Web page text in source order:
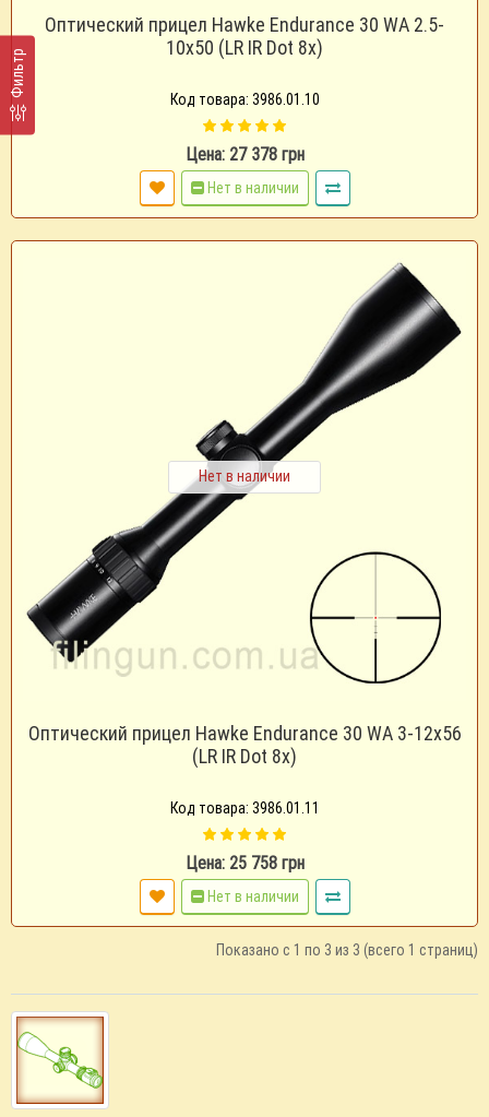
Фильтр
Оптический прицел Hawke Endurance 30 WA 2.5-
10x50 (LR IR Dot 8x)
Код товара: 3986.01.10
Цена: 27 378 грн
Нет в наличии
Нет в наличии
Оптический прицел Hawke Endurance 30 WA 3-12x56
(LR IR Dot 8x)
Код товара: 3986.01.11
Цена: 25 758 грн
Нет в наличии
Показано с 1 по 3 из 3 (всего 1 страниц)